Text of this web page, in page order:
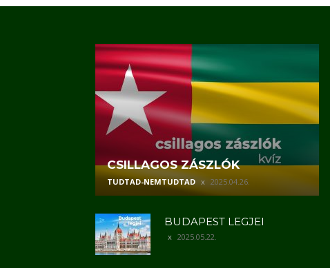
CSILLAGOS ZÁSZLÓK
TUDTAD-NEMTUDTAD 2025.04.26.
BUDAPEST LEGJEI
2025.05.22.